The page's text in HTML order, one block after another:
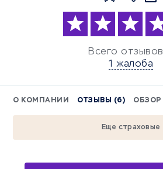
Всего отзывов
1 жалоба
О КОМПАНИИ ОТЗЫВЫ (6) ОБЗОР
Еще страховые